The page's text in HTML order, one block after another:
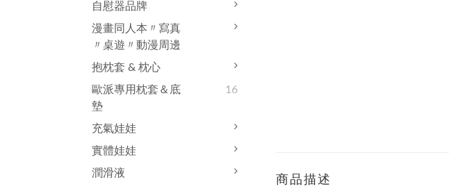
自慰器品牌
漫畫同人本〃寫真
〃桌遊〃動漫周邊
抱枕套 & 枕心
歐派專用枕套＆底
墊
16
充氣娃娃
實體娃娃
潤滑液
商品描述